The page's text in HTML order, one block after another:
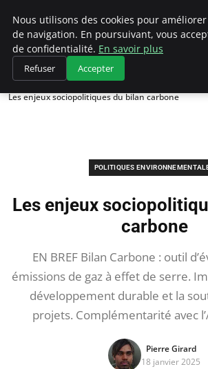
Climategatecountryclub.com
Accueil
Politiques environnementales
Les enjeux sociopolitiques du bilan carbone
POLITIQUES
Les enjeux
carbone
EN BREF Bilan Carbone : outil
émissions de gaz à effet de serre.
développement durable et la
projets. Complémentarité avec
Pierre Girard
18 janvier 2025
Nous utilisons des cookies pour
de navigation. En poursuivant, vous
de confidentialité. En savoir plus
Refuser Accepter